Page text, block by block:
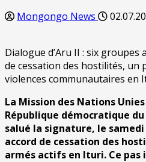
Mongongo News
Dialogue d’Aru II : six groupes
de cessation des hostilités, un
violences communautaires en
La Mission des Nations
République démocratique du
salué la signature, le samedi
accord de cessation des
armés actifs en Ituri. Ce